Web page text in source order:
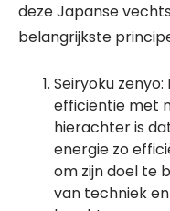
deze Japanse
belangrijkste
Seiryoku
efficiëntie met
hierachter is
energie zo
om zijn doel te
van techniek